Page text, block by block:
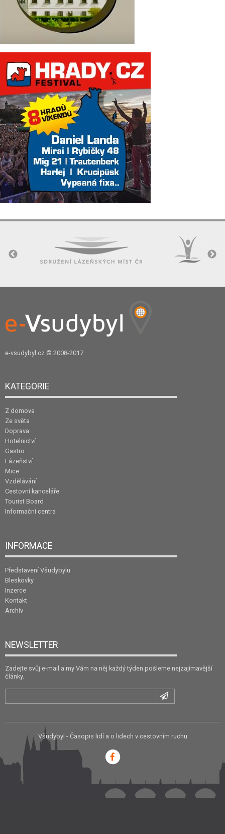
e-vsudybyl.cz © 2008-2017
KATEGORIE
Z domova
Ze světa
Doprava
Hotelnictví
Gastro
Lázeňství
Mice
Vzdělávání
Cestovní kanceláře
Tourist Board
Informační centra
INFORMACE
Představení Všudybylu
Bleskovky
Inzerce
Kontakt
Archiv
NEWSLETTER
Zadejte svůj e-mail a my Vám na něj každý týden pošleme nejzajímavější
články.
Všudybyl - Časopis lidí a o lidech v cestovním ruchu